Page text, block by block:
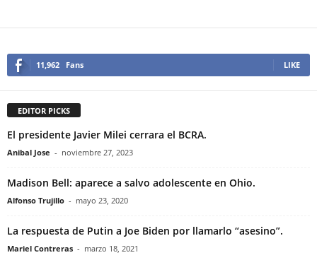
11,962 Fans LIKE
EDITOR PICKS
El presidente Javier Milei cerrara el BCRA.
Anibal Jose - noviembre 27, 2023
Madison Bell: aparece a salvo adolescente en Ohio.
Alfonso Trujillo - mayo 23, 2020
La respuesta de Putin a Joe Biden por llamarlo “asesino”.
Mariel Contreras - marzo 18, 2021